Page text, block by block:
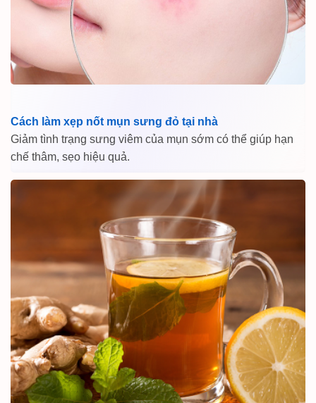
Cách làm xẹp nốt mụn sưng đỏ tại nhà
Giảm tình trạng sưng viêm của mụn sớm có thể giúp hạn
chế thâm, sẹo hiệu quả.